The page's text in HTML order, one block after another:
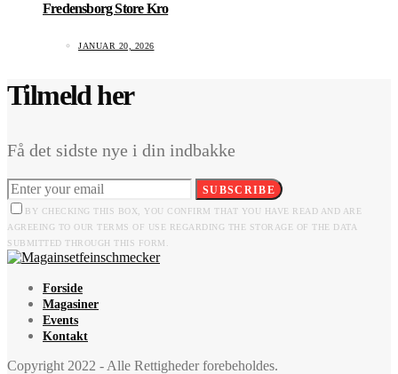
Fredensborg Store Kro
JANUAR 20, 2026
Tilmeld her
Få det sidste nye i din indbakke
SUBSCRIBE
BY CHECKING THIS BOX, YOU CONFIRM THAT YOU HAVE READ AND ARE
AGREEING TO OUR TERMS OF USE REGARDING THE STORAGE OF THE DATA
SUBMITTED THROUGH THIS FORM.
Forside
Magasiner
Events
Kontakt
Copyright 2022 - Alle Rettigheder forebeholdes.